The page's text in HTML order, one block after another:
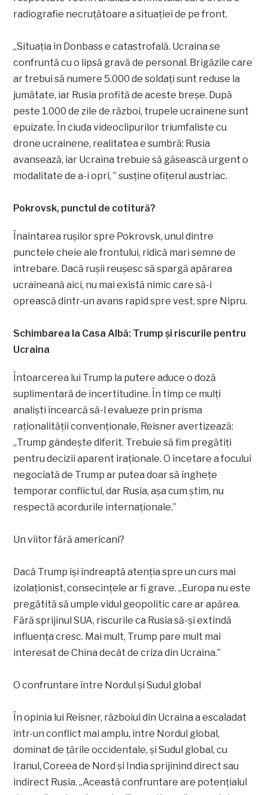
radiografie necruțătoare a situației de pe front.
„Situația în Donbass e catastrofală. Ucraina se
confruntă cu o lipsă gravă de personal. Brigăzile care
ar trebui să numere 5.000 de soldați sunt reduse la
jumătate, iar Rusia profită de aceste breșe. După
peste 1.000 de zile de război, trupele ucrainene sunt
epuizate. În ciuda videoclipurilor triumfaliste cu
drone ucrainene, realitatea e sumbră: Rusia
avansează, iar Ucraina trebuie să găsească urgent o
modalitate de a-i opri, ” susține ofițerul austriac.
Pokrovsk, punctul de cotitură?
Înaintarea rușilor spre Pokrovsk, unul dintre
punctele cheie ale frontului, ridică mari semne de
întrebare. Dacă rușii reușesc să spargă apărarea
ucraineană aici, nu mai există nimic care să-i
oprească dintr-un avans rapid spre vest, spre Nipru.
Schimbarea la Casa Albă: Trump și riscurile pentru
Ucraina
Întoarcerea lui Trump la putere aduce o doză
suplimentară de incertitudine. În timp ce mulți
analiști încearcă să-l evalueze prin prisma
raționalității convenționale, Reisner avertizează:
„Trump gândește diferit. Trebuie să fim pregătiți
pentru decizii aparent iraționale. O încetare a focului
negociată de Trump ar putea doar să înghețe
temporar conflictul, dar Rusia, așa cum știm, nu
respectă acordurile internaționale.”
Un viitor fără americani?
Dacă Trump își îndreaptă atenția spre un curs mai
izolaționist, consecințele ar fi grave. „Europa nu este
pregătită să umple vidul geopolitic care ar apărea.
Fără sprijinul SUA, riscurile ca Rusia să-și extindă
influența cresc. Mai mult, Trump pare mult mai
interesat de China decât de criza din Ucraina.”
O confruntare între Nordul și Sudul global
În opinia lui Reisner, războiul din Ucraina a escaladat
într-un conflict mai amplu, între Nordul global,
dominat de țările occidentale, și Sudul global, cu
Iranul, Coreea de Nord și India sprijinind direct sau
indirect Rusia. „Această confruntare are potențialul